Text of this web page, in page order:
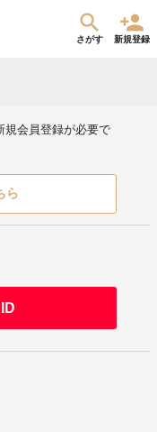
さがす 新規登録
規会員登録が必要で
ら